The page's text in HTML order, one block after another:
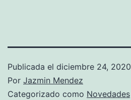
Publicada el diciembre 24, 2020
Por Jazmin Mendez
Categorizado como Novedades